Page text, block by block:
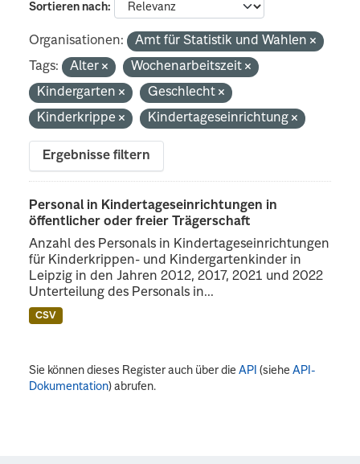
Sortieren nach
Organisationen:
Amt für Statistik und Wahlen
Tags:
Alter
Wochenarbeitszeit
Kindergarten
Geschlecht
Kinderkrippe
Kindertageseinrichtung
Ergebnisse filtern
Personal in Kindertageseinrichtungen in
öffentlicher oder freier Trägerschaft
Anzahl des Personals in Kindertageseinrichtungen
für Kinderkrippen- und Kindergartenkinder in
Leipzig in den Jahren 2012, 2017, 2021 und 2022
Unterteilung des Personals in...
CSV
Sie können dieses Register auch über dieAPI (sieheAPI-
Dokumentation) abrufen.